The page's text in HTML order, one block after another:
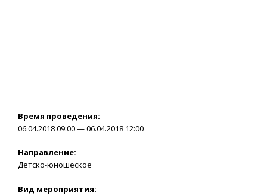
Время проведения:
06.04.2018 09:00 — 06.04.2018 12:00
Направление:
Детско-юношеское
Вид мероприятия: